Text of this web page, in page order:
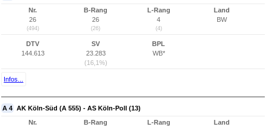
Nr.
26
(494)
B-Rang
26
(26)
L-Rang
4
(4)
Land
BW
DTV
144.613
SV
23.283
(16,1%)
BPL
WB*
Infos...
A 4 AK Köln-Süd (A 555) - AS Köln-Poll (13)
Nr.
B-Rang
L-Rang
Land